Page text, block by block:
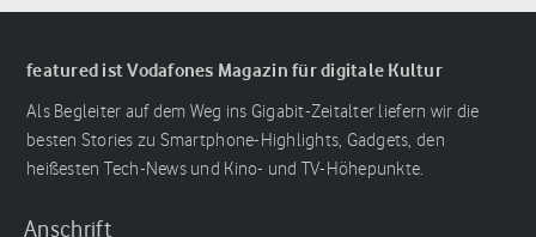
featured ist Vodafones Magazin für digitale Kultur
Als Begleiter auf dem Weg ins Gigabit-Zeitalter liefern wir die
besten Stories zu Smartphone-Highlights, Gadgets, den
heißesten Tech-News und Kino- und TV-Höhepunkte.
Anschrift